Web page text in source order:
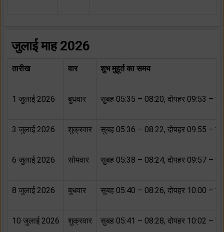
जुलाई माह 2026
तारीख वार शुभ मुहूर्त का समय
1 जुलाई 2026 बुधवार सुबह 05:35 – 08:20, दोपहर 09:53 –
3 जुलाई 2026 शुक्रवार सुबह 05:36 – 08:22, दोपहर 09:55 –
6 जुलाई 2026 सोमवार सुबह 05:38 – 08:24, दोपहर 09:57 –
8 जुलाई 2026 बुधवार सुबह 05:40 – 08:26, दोपहर 10:00 –
10 जुलाई 2026 शुक्रवार सुबह 05:41 – 08:28, दोपहर 10:02 –